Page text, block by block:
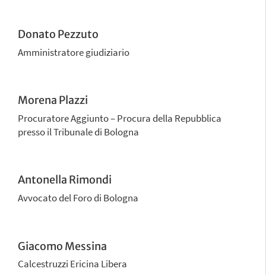
Donato Pezzuto
Amministratore giudiziario
Morena Plazzi
Procuratore Aggiunto – Procura della Repubblica
presso il Tribunale di Bologna
Antonella Rimondi
Avvocato del Foro di Bologna
Giacomo Messina
Calcestruzzi Ericina Libera